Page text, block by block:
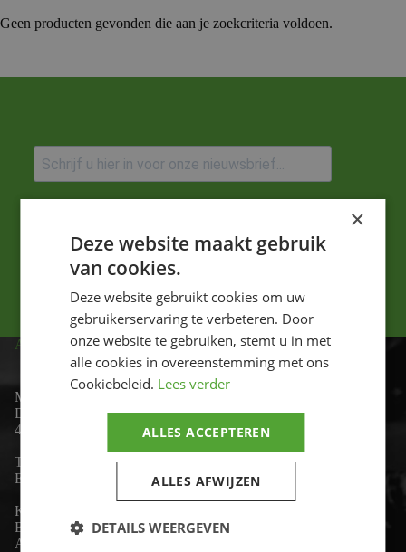
Geen producten gevonden die aan je zoekcriteria voldoen.
Versturen
ADRES
Motor-id
De Lind 17
4841 KC Prinsenbeek
Telefoon:
+31 (0)76 - 54 11 888
Email:
wim@motor-id.nl
K.v.K: 80530338
B.T.W-nummer: NL861703947B01
Algemene voorwaarden
×
Deze website maakt gebruik
van cookies.
Deze website gebruikt cookies om uw
gebruikerservaring te verbeteren. Door
onze website te gebruiken, stemt u in met
alle cookies in overeenstemming met ons
Cookiebeleid. Lees verder
ALLES ACCEPTEREN
ALLES AFWIJZEN
DETAILS WEERGEVEN